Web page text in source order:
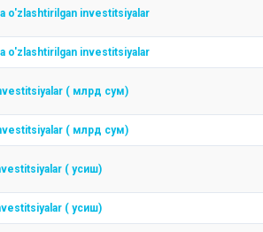
o'zlashtirilgan investitsiyalar
o'zlashtirilgan investitsiyalar
( млрд сум)
( млрд сум)
( усиш)
( усиш)